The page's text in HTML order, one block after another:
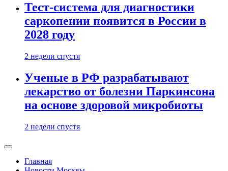
Тест-система для диагностики
саркопении появится в России в
2028 году
2 недели спустя
Ученые в РФ разрабатывают
лекарство от болезни Паркинсона
на основе здоровой микробиоты
2 недели спустя
Главная